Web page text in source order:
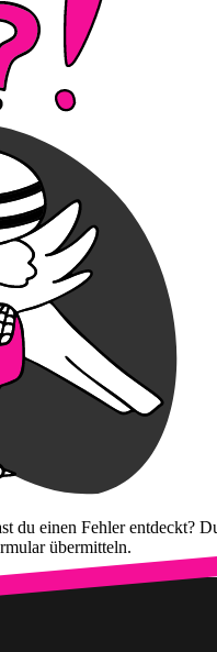
du einen Fehler entdeckt?
übermitteln.